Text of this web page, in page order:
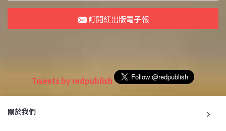
訂閱紅出版電子報
Tweets by redpublish
關於我們